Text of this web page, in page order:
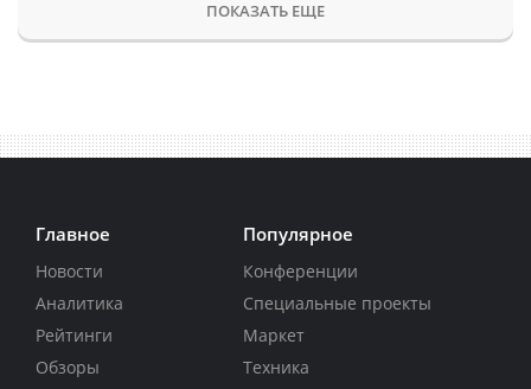
ПОКАЗАТЬ ЕЩЕ
Главное
Новости
Аналитика
Рейтинги
Обзоры
Популярное
Конференции
Специальные проекты
Маркет
Техника